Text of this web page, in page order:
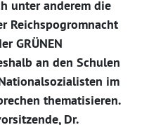
unter anderem die
Reichspogromnacht
GRÜNEN
an den Schulen
im
thematisieren.
Dr.